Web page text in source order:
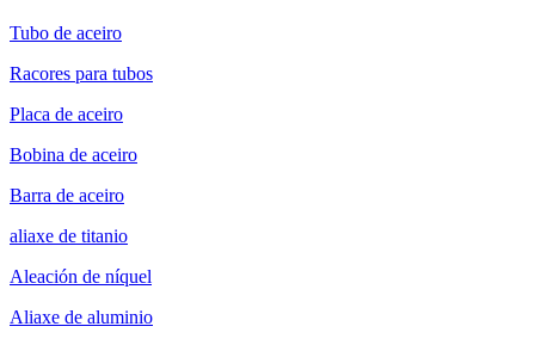
Tubo de aceiro
Racores para tubos
Placa de aceiro
Bobina de aceiro
Barra de aceiro
aliaxe de titanio
Aleación de níquel
Aliaxe de aluminio